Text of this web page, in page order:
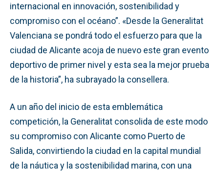
internacional en innovación, sostenibilidad y
compromiso con el océano”. «Desde la Generalitat
Valenciana se pondrá todo el esfuerzo para que la
ciudad de Alicante acoja de nuevo este gran evento
deportivo de primer nivel y esta sea la mejor prueba
de la historia”, ha subrayado la consellera.
A un año del inicio de esta emblemática
competición, la Generalitat consolida de este modo
su compromiso con Alicante como Puerto de
Salida, convirtiendo la ciudad en la capital mundial
de la náutica y la sostenibilidad marina, con una